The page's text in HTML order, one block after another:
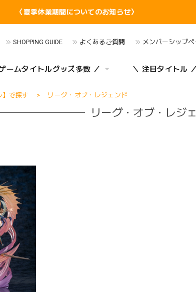
〈夏季休業期間についてのお知らせ〉
SHOPPING GUIDE よくあるご質問 メンバーシップペ
ームタイトルグッズ多数 ／ ＼ 注目タイトル ／
】で探す リーグ・オブ・レジェンド
リーグ・オブ・レジ